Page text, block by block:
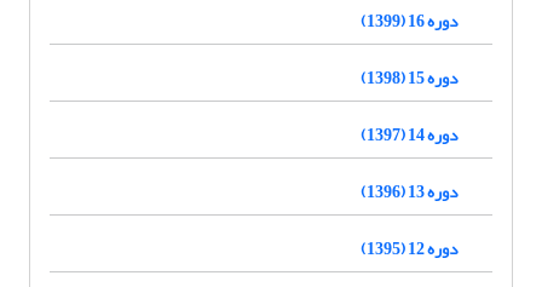
دوره 16 (1399)
دوره 15 (1398)
دوره 14 (1397)
دوره 13 (1396)
دوره 12 (1395)